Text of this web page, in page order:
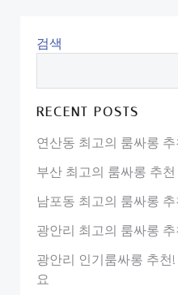
검색
RECENT POSTS
연산동 최고의 룸싸롱
부산 최고의 룸싸롱 추천
남포동 최고의 룸싸롱
광안리 최고의 룸싸롱
광안리 인기룸싸롱 추천
요